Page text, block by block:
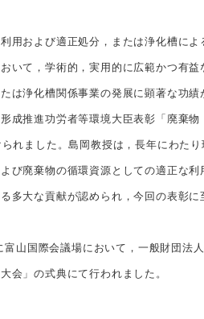
用および適正処分，または浄化槽によ
いて，学術的，実用的に広範かつ有益
は浄化槽関係事業の発展に顕著な功績
成推進功労者等環境大臣表彰「廃棄物
れました。島岡教授は，長年にわたり
び廃棄物の循環資源としての適正な利
多大な貢献が認められ，今回の表彰に
山国際会議場において，一般財団法
会」の式典にて行われました。